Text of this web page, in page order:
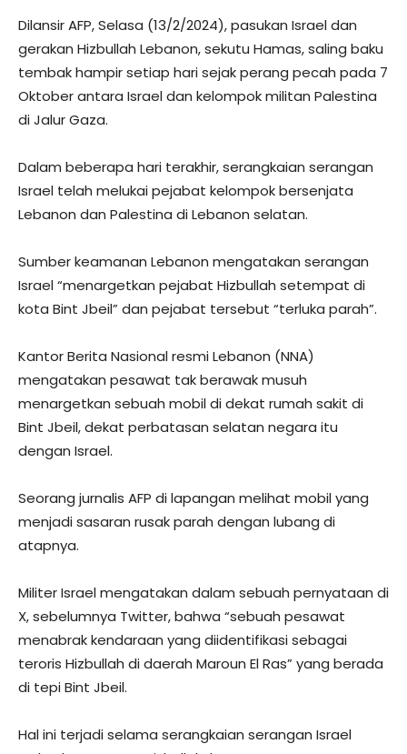
Dilansir AFP, Selasa (13/2/2024), pasukan Israel dan
gerakan Hizbullah Lebanon, sekutu Hamas, saling baku
tembak hampir setiap hari sejak perang pecah pada 7
Oktober antara Israel dan kelompok militan Palestina
di Jalur Gaza.
Dalam beberapa hari terakhir, serangkaian serangan
Israel telah melukai pejabat kelompok bersenjata
Lebanon dan Palestina di Lebanon selatan.
Sumber keamanan Lebanon mengatakan serangan
Israel “menargetkan pejabat Hizbullah setempat di
kota Bint Jbeil” dan pejabat tersebut “terluka parah”.
Kantor Berita Nasional resmi Lebanon (NNA)
mengatakan pesawat tak berawak musuh
menargetkan sebuah mobil di dekat rumah sakit di
Bint Jbeil, dekat perbatasan selatan negara itu
dengan Israel.
Seorang jurnalis AFP di lapangan melihat mobil yang
menjadi sasaran rusak parah dengan lubang di
atapnya.
Militer Israel mengatakan dalam sebuah pernyataan di
X, sebelumnya Twitter, bahwa “sebuah pesawat
menabrak kendaraan yang diidentifikasi sebagai
teroris Hizbullah di daerah Maroun El Ras” yang berada
di tepi Bint Jbeil.
Hal ini terjadi selama serangkaian serangan Israel